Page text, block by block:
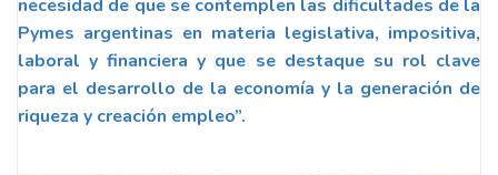
necesidad de que se contemplen las dificultades de la
Pymes argentinas en materia legislativa, impositiva,
laboral y financiera y que se destaque su rol clave
para el desarrollo de la economía y la generación de
riqueza y creación empleo”.